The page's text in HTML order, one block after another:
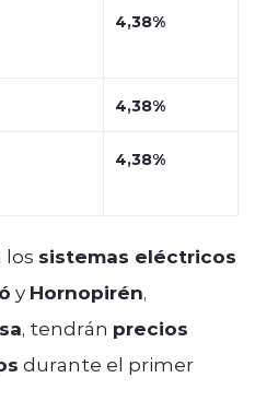
4,38%
4,38%
4,38%
los sistemas eléctricos
y Hornopirén,
, tendrán precios
durante el primer